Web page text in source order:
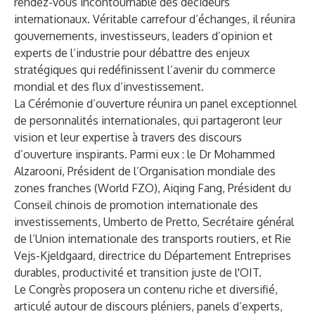
internationaux. Véritable carrefour d’échanges, il réunira
gouvernements, investisseurs, leaders d’opinion et
experts de l’industrie pour débattre des enjeux
stratégiques qui redéfinissent l’avenir du commerce
mondial et des flux d’investissement.
La Cérémonie d’ouverture réunira un panel exceptionnel
de personnalités internationales, qui partageront leur
vision et leur expertise à travers des discours
d’ouverture inspirants. Parmi eux : le Dr Mohammed
Alzarooni, Président de l’Organisation mondiale des
zones franches (World FZO), Aiqing Fang, Président du
Conseil chinois de promotion internationale des
investissements, Umberto de Pretto, Secrétaire général
de l’Union internationale des transports routiers, et Rie
Vejs-Kjeldgaard, directrice du Département Entreprises
durables, productivité et transition juste de l'OIT.
Le Congrès proposera un contenu riche et diversifié,
articulé autour de discours pléniers, panels d’experts,